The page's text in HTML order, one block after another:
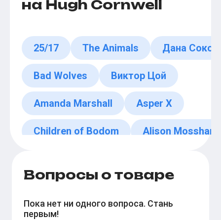
на Hugh Cornwell
25/17 The Animals Дана
Bad Wolves Виктор Цой
Amanda Marshall Asper X
Children of Bodom Alison Mosshart
Вопросы о товаре
Пока нет ни одного вопроса. Стань
первым!